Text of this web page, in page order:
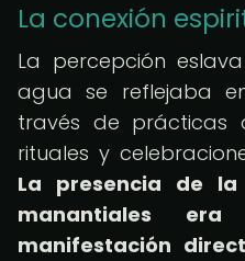
La conexión
La percepción
agua se reflejaba
través de prácticas
rituales y
La presencia de
manantiales
manifestación